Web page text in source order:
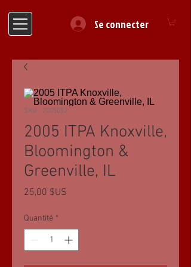
Se connecter
SKU : 2005052
2005 ITPA Knoxville,
Bloomington &
Greenville, IL
25,00 $US
Quantité *